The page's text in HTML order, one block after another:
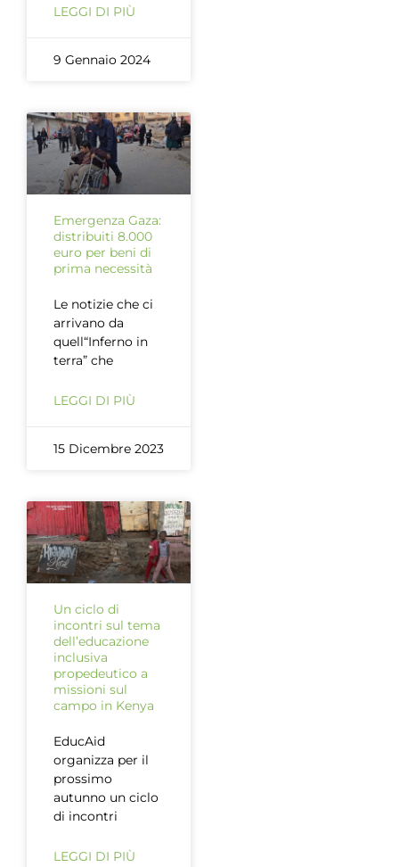
LEGGI DI PIÙ
9 Gennaio 2024
Emergenza Gaza:
distribuiti 8.000
euro per beni di
prima necessità
Le notizie che ci
arrivano da
quell“Inferno in
terra” che
LEGGI DI PIÙ
15 Dicembre 2023
Un ciclo di
incontri sul tema
dell’educazione
inclusiva
propedeutico a
missioni sul
campo in Kenya
EducAid
organizza per il
prossimo
autunno un ciclo
di incontri
LEGGI DI PIÙ